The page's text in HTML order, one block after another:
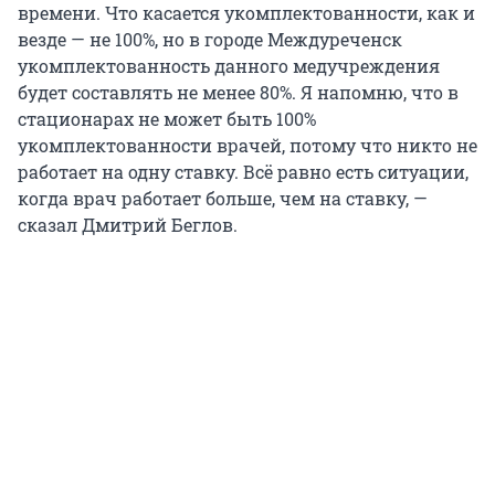
времени. Что касается укомплектованности, как и
везде — не 100%, но в городе Междуреченск
укомплектованность данного медучреждения
будет составлять не менее 80%. Я напомню, что в
стационарах не может быть 100%
укомплектованности врачей, потому что никто не
работает на одну ставку. Всё равно есть ситуации,
когда врач работает больше, чем на ставку, —
сказал Дмитрий Беглов.